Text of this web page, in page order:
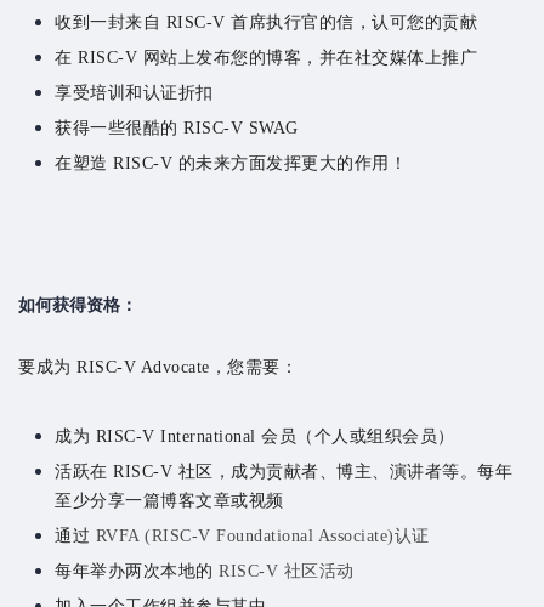
收到一封来自 RISC-V 首席执行官的信，认可您的贡献
在 RISC-V 网站上发布您的博客，并在社交媒体上推广
享受培训和认证折扣
获得一些很酷的 RISC-V SWAG
在塑造 RISC-V 的未来方面发挥更大的作用！
如何获得资格：
要成为 RISC-V Advocate，您需要：
成为 RISC-V International 会员（个人或组织会员）
活跃在 RISC-V 社区，成为贡献者、博主、演讲者等。每年
至少分享一篇博客文章或视频
通过 RVFA (RISC-V Foundational Associate)认证
每年举办两次本地的 RISC-V 社区活动